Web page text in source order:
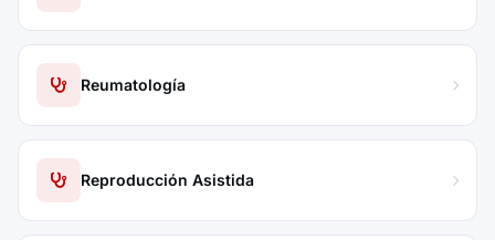
Reumatología
Reproducción Asistida